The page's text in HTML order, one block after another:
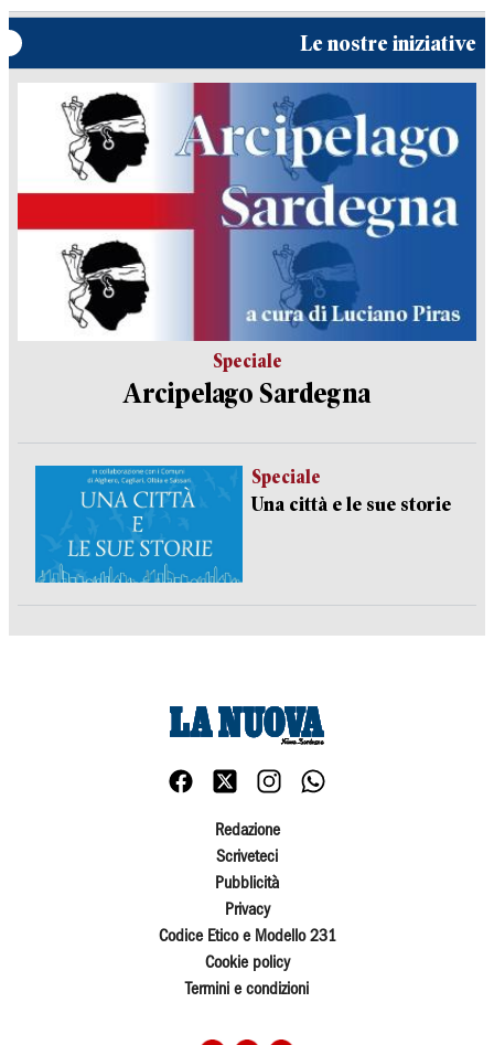
Le nostre iniziative
Speciale
Arcipelago Sardegna
Speciale
Una città e le sue storie
Redazione
Scriveteci
Pubblicità
Privacy
Codice Etico e Modello 231
Cookie policy
Termini e condizioni